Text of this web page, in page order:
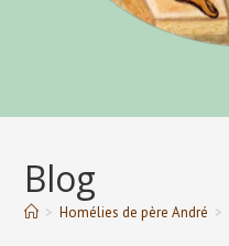
Blog
> Homélies de père André >